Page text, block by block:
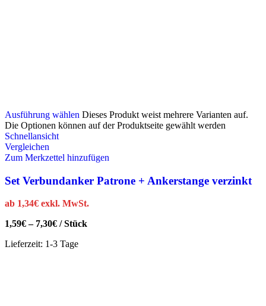
Ausführung wählen Dieses Produkt weist mehrere Varianten auf.
Die Optionen können auf der Produktseite gewählt werden
Schnellansicht
Vergleichen
Zum Merkzettel hinzufügen
Set Verbundanker Patrone + Ankerstange verzinkt
ab 1,34€ exkl. MwSt.
1,59€– 7,30€ /Stück
Lieferzeit: 1-3 Tage